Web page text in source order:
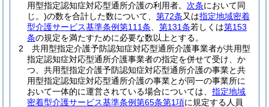
用型指定認知症対応型通所介護の利用者。 次条において同
じ。)の数を合計した数について、 第72条又は指定地域密着
型介護サービス基準条例第111条
第131条若しくは第153
条の規定を満たすために必要な数以上とする。
2
共用型指定介護予防認知症対応型通所介護事業者が共用型
指定認知症対応型通所介護事業者の指定を併せて受け、か
つ、共用型指定介護予防認知症対応型通所介護の事業と共
用型指定認知症対応型通所介護の事業とが同一の事業所に
おいて一体的に運営されている場合については、 指定地域
密着型介護サービス基準条例第65条第1項に規定する人員